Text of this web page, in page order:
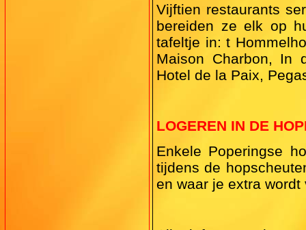
Vijftien restaurants
bereiden ze elk op
tafeltje in: t
Maison Charbon, In
Hotel de la Paix,
LOGEREN IN DE
Enkele Poperingse
tijdens de
en waar je extra